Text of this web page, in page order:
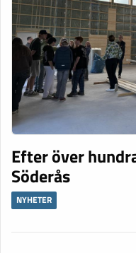
Efter över
Söderås
NYHETER